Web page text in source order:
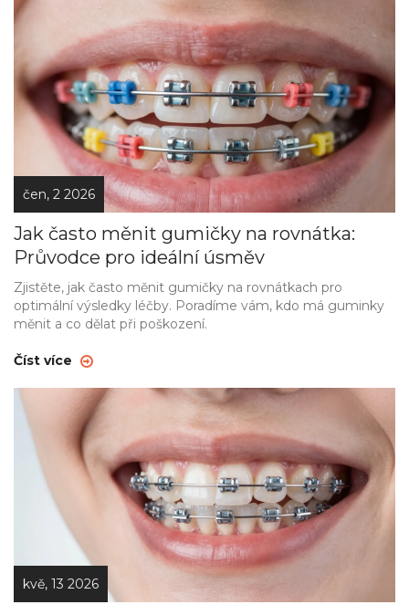
čen, 2 2026
Jak často měnit gumičky na rovnátka:
Průvodce pro ideální úsměv
Zjistěte, jak často měnit gumičky na rovnátkach pro
optimální výsledky léčby. Poradíme vám, kdo má guminky
měnit a co dělat při poškození.
Číst více
kvě, 13 2026